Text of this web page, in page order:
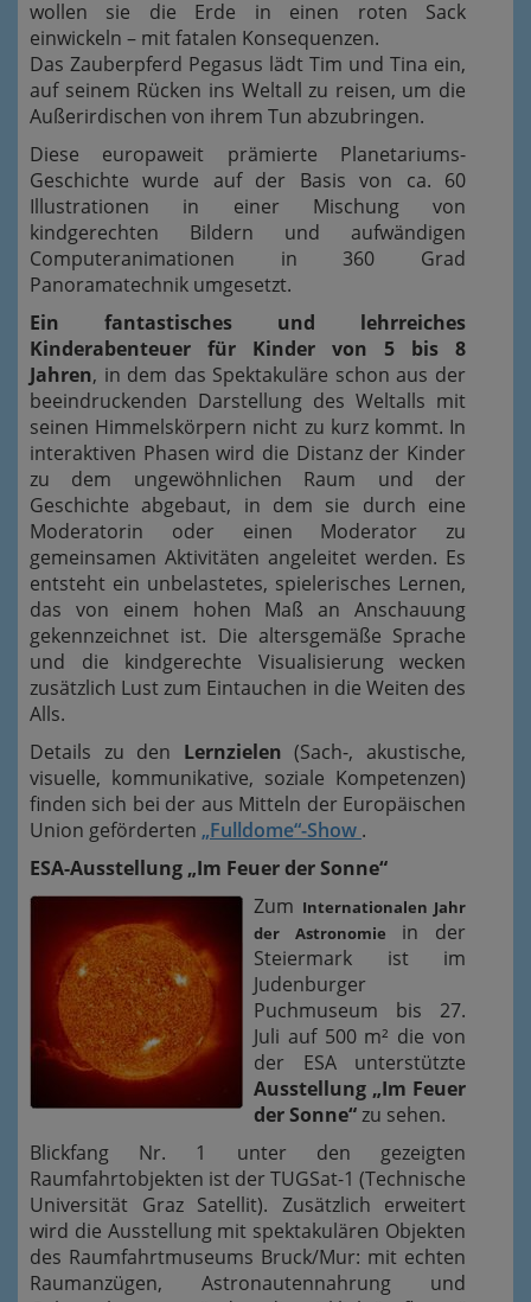
wollen sie die Erde in einen roten Sack
einwickeln – mit fatalen Konsequenzen.
Das Zauberpferd Pegasus lädt Tim und Tina ein,
auf seinem Rücken ins Weltall zu reisen, um die
Außerirdischen von ihrem Tun abzubringen.
Diese europaweit prämierte Planetariums-
Geschichte wurde auf der Basis von ca. 60
Illustrationen in einer Mischung von
kindgerechten Bildern und aufwändigen
Computeranimationen in 360 Grad
Panoramatechnik umgesetzt.
Ein fantastisches und lehrreiches
Kinderabenteuer für Kinder von 5 bis 8
Jahren, in dem das Spektakuläre schon aus der
beeindruckenden Darstellung des Weltalls mit
seinen Himmelskörpern nicht zu kurz kommt. In
interaktiven Phasen wird die Distanz der Kinder
zu dem ungewöhnlichen Raum und der
Geschichte abgebaut, in dem sie durch eine
Moderatorin oder einen Moderator zu
gemeinsamen Aktivitäten angeleitet werden. Es
entsteht ein unbelastetes, spielerisches Lernen,
das von einem hohen Maß an Anschauung
gekennzeichnet ist. Die altersgemäße Sprache
und die kindgerechte Visualisierung wecken
zusätzlich Lust zum Eintauchen in die Weiten des
Alls.
Details zu den Lernzielen(Sach-, akustische,
visuelle, kommunikative, soziale Kompetenzen)
finden sich bei der aus Mitteln der Europäischen
Union geförderten „Fulldome“-Show .
ESA-Ausstellung „Im Feuer der Sonne“
Zum Internationalen Jahr
der Astronomie in der
Steiermark ist im
Judenburger
Puchmuseum bis 27.
Juli auf 500 m² die von
der ESA unterstützte
Ausstellung „Im Feuer
der Sonne“zu sehen.
Blickfang Nr. 1 unter den gezeigten
Raumfahrtobjekten ist der TUGSat-1 (Technische
Universität Graz Satellit). Zusätzlich erweitert
wird die Ausstellung mit spektakulären Objekten
des Raumfahrtmuseums Bruck/Mur: mit echten
Raumanzügen, Astronautennahrung und